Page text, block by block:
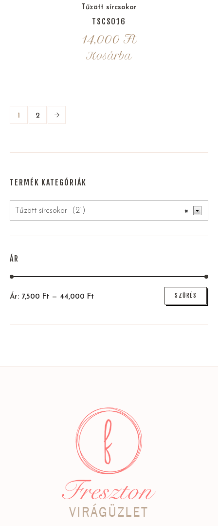
Tűzött sírcsokor
TSCS016
14,000 Ft
Kosárba
1 2
TERMÉK KATEGÓRIÁK
×
Tűzött sírcsokor (21)
ÁR
Min
Max
SZŰRÉS
Ár: 7,500 Ft — 44,000 Ft